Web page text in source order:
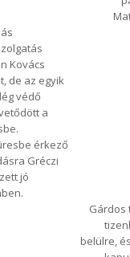
Kovács
de az egyik
védő
a
érkező
Gréczi
jó
Gárdos
belülre,